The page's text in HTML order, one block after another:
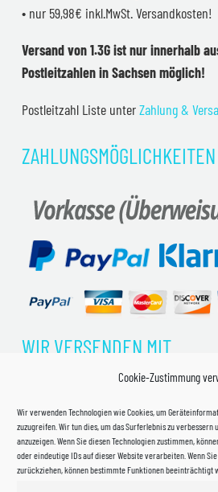
Cookie-Zustimmung
Wir verwenden Technologien wie Cookies, um
zuzugreifen. Wir tun dies, um das Surferlebnis zu verbessern
anzuzeigen. Wenn Sie diesen Technologien zustimmen,
oder eindeutige IDs auf dieser Website verarbeiten. Wenn
zurückziehen, können bestimmte Funktionen beeinträchtigt
• nur 59,98€ inkl.MwSt. Versandkosten!
Versand von 1.3G ist nur innerhalb
Postleitzahlen in Sachsen möglich!
Postleitzahl Liste unterZahlung &
ZAHLUNGSMÖGLICHKEITEN
WIR VERSENDEN MIT